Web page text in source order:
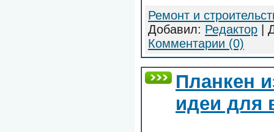
Ремонт и
Добавил: Редактор |
Комментарии (0)
Планкен
идеи для